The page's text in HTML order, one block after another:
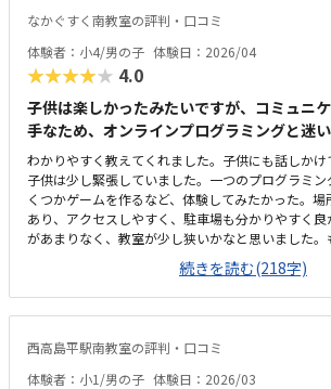
まれており子供も飽きずに取り組めています！マ
で、毎回ゲーム感覚で楽しみに通えるところ。先生
にあっていそうです。雨の日など自宅からアクセス
どもから聞くしかないため、保護者参観日があると
なかぐすく南教室の評判・口コミ
体験者：小4/男の子 体験日：2026/04
★★★★★ 4.0
子供は楽しかったみたいですが、コミュニ
手なため、オンラインプログラミングと迷い
わかりやすく教えてくれました。子供にも話しかけ
子供は少し緊張していました。一つのプログラミ
くつかゲームを作るなど、体験してみたかった。場
あり、アクセスしやすく、駐車場も分かりやすく
があまりなく、教室が少し狭いかなと思いました。
おもいます。他のプログラミング教室よりは安いか
なので、月4回あるといいなと思いました。
続きを読む(218字)
西高島平駅南教室の評判・口コミ
体験者：小1/男の子 体験日：2026/03